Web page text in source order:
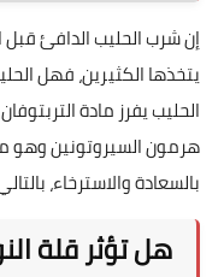
إن شرب الحليب الدافئ قبل
يتخذها الكثيرين، فهل
الحليب يفرز مادة
هرمون السيروتونين وهو
بالسعادة والاسترخاء،
هل تؤثر قلة